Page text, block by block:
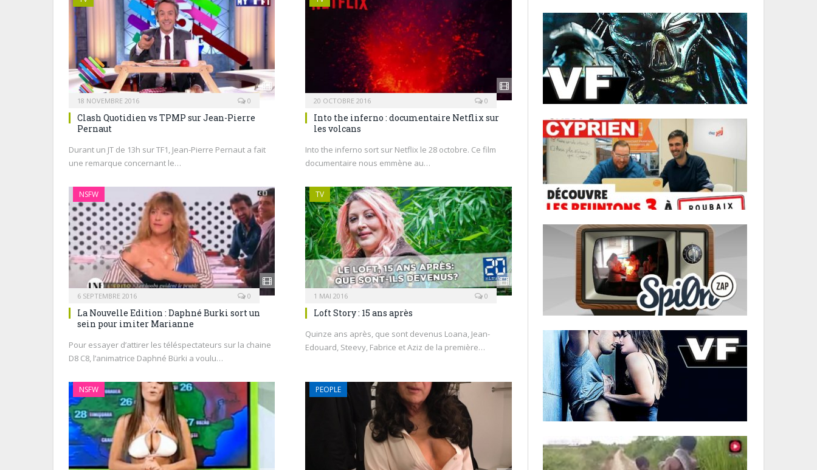
18 NOVEMBRE 2016 0
Clash Quotidien vs TPMP sur Jean-Pierre
Pernaut
Durant un JT de 13h sur TF1, Jean-Pierre Pernaut a fait
une remarque concernant le…
20 OCTOBRE 2016 0
Into the inferno : documentaire Netflix sur
les volcans
Into the inferno sort sur Netflix le 28 octobre. Ce film
documentaire nous emmène au…
NSFW
6 SEPTEMBRE 2016 0
La Nouvelle Edition : Daphné Burki sort un
sein pour imiter Marianne
Pour essayer d’attirer les téléspectateurs sur la chaine
D8 C8, l’animatrice Daphné Bürki a voulu…
TV
1 MAI 2016 0
Loft Story : 15 ans après
Quinze ans après, que sont devenus Loana, Jean-
Edouard, Steevy, Fabrice et Aziz de la première…
NSFW PEOPLE